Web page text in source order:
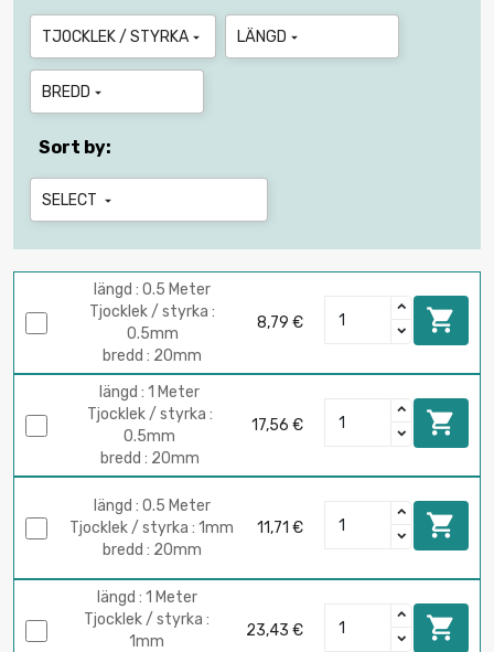
TJOCKLEK / STYRKA  LÄNGD 
BREDD 
Sort by:
SELECT 
längd : 0.5 Meter
Tjocklek / styrka :
0.5mm
bredd : 20mm
8,79 € 
längd : 1 Meter
Tjocklek / styrka :
0.5mm
bredd : 20mm
17,56 € 
längd : 0.5 Meter
Tjocklek / styrka : 1mm
bredd : 20mm
11,71 € 
längd : 1 Meter
Tjocklek / styrka :
1mm
23,43 € 